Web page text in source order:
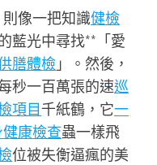
像一把知識健檢
藍光中尋找**「愛
膳體檢 」。然後，
秒一百萬張的速巡
項目千紙鶴，它一
康檢查蟲一樣飛
位被失衡逼瘋的美